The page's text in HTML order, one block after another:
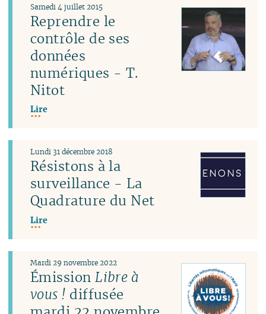
Reprendre le
contrôle de ses
données
numériques - T.
Nitot
Samedi 4 juillet 2015
Lire
Résistons à la
surveillance - La
Quadrature du Net
Lundi 31 décembre 2018
Lire
ÉmissionLibre à
vous ! diffusée
Mardi 29 novembre 2022